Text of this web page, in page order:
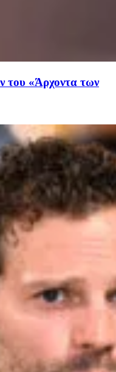
του «Άρχοντα των